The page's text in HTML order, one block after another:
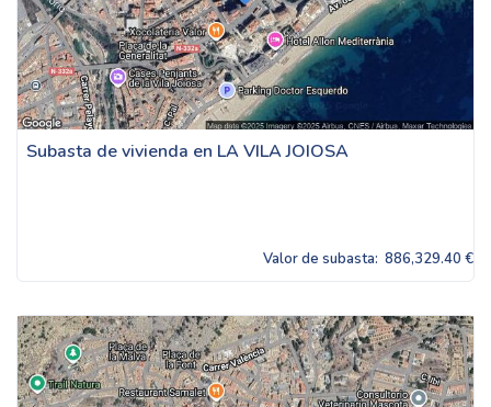
Subasta de vivienda en LA VILA JOIOSA
Valor de subasta: 886,329.40 €